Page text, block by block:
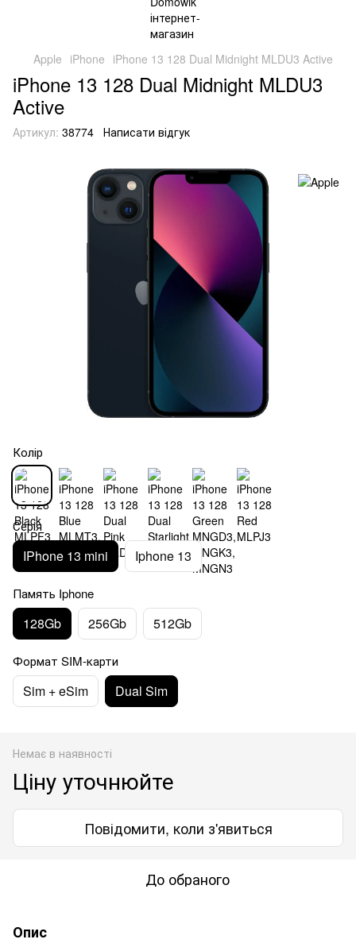
Apple iPhone iPhone 13 128 Dual Midnight MLDU3 Active
iPhone 13 128 Dual Midnight MLDU3
Active
Артикул: 38774 Написати відгук
Колір
Серія
IPhone 13 mini Iphone 13
Память Iphone
128Gb 256Gb 512Gb
Формат SIM-карти
Sim + eSim Dual Sim
Немає в наявності
Ціну уточнюйте
Повідомити, коли з'явиться
До обраного
Опис